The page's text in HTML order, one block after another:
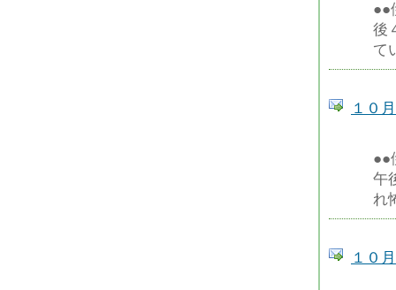
●●
後
て
１０
●●
午
れ
１０